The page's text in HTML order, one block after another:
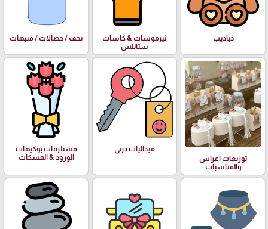
دباديب
ثيرموسات & كاسات
ستانلس
تحف / حصالات / منبهات
توزيعات اعراس
والمناسبات
ميداليات دزني
مستلزمات بوكيهات
الورود & المسكات